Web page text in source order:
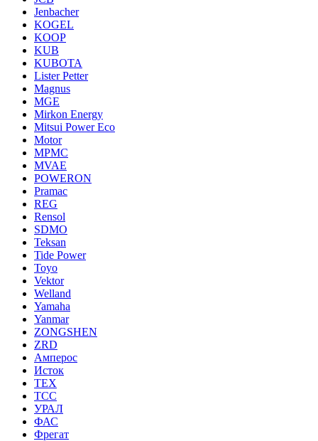
Jenbacher
KOGEL
KOOP
KUB
KUBOTA
Lister Petter
Magnus
MGE
Mirkon Energy
Mitsui Power Eco
Motor
MPMC
MVAE
POWERON
Pramac
REG
Rensol
SDMO
Teksan
Tide Power
Toyo
Vektor
Welland
Yamaha
Yanmar
ZONGSHEN
ZRD
Амперос
Исток
ТЕХ
ТСС
УРАЛ
ФАС
Фрегат